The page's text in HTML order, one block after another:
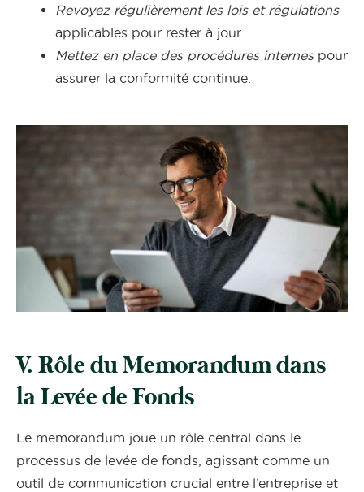
Revoyez régulièrement les lois et régulations
applicables pour rester à jour.
Mettez en place des procédures internespour
assurer la conformité continue.
V. Rôle du Memorandum dans
la Levée de Fonds
Le memorandum joue un rôle central dans le
processus de levée de fonds, agissant comme un
outil de communication crucial entre l’entreprise et